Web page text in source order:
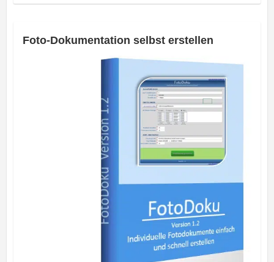
Foto-Dokumentation selbst erstellen